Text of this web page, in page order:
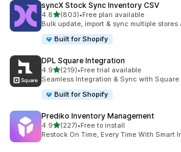
syncX Stock Sync Inventory CSV
4.8เต็ม 5 ดาว
(803)
ทั้งหมด 803 รีวิว
•Free plan available
Bulk update, import & sync multiple
Built for Shopify
DPL Square Integration
4.9เต็ม 5 ดาว
(219)
ทั้งหมด 219 รีวิว
•Free trial available
Seamless Integration & Sync with Square
Built for Shopify
Prediko Inventory Management
4.9เต็ม 5 ดาว
(227)
ทั้งหมด 227 รีวิว
•Free to install
Restock On Time, Every Time With Smart